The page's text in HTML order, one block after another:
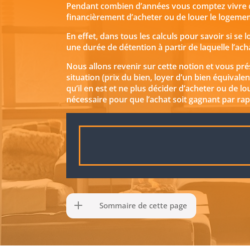
Pendant combien d’années vous comptez vivre
financièrement d’acheter ou de louer le
En effet, dans tous les calculs pour savoir si se
une durée de détention à partir de laquelle
Nous allons revenir sur cette notion et vous
situation (prix du bien, loyer d’un bien
qu’il en est et ne plus décider d’acheter ou de
nécessaire pour que l’achat soit gagnant par
Sommaire de cette page